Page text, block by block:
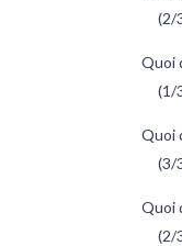
(2/
Quoi
(1/
Quoi
(3/
Quoi
(2/